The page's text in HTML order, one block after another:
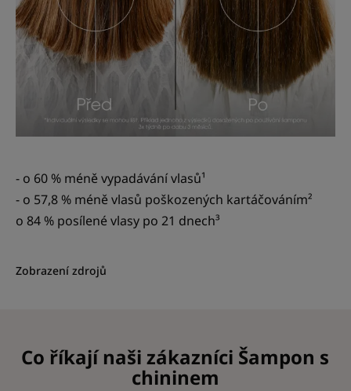
- o 60 % méně vypadávání vlasů¹
- o 57,8 % méně vlasů poškozených kartáčováním²
o 84 % posílené vlasy po 21 dnech³
Zobrazení zdrojů
Co říkají naši zákazníci Šampon s
chininem